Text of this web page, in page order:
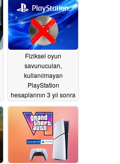
Fiziksel oyun
savunucuları,
kullanılmayan
PlayStation
hesaplarının 3 yıl sonra
07/05/2026